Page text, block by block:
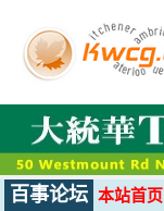
百事论坛 本站首页